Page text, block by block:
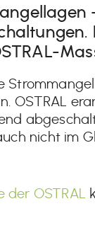
OSTRAL
nicht im
der OSTRAL